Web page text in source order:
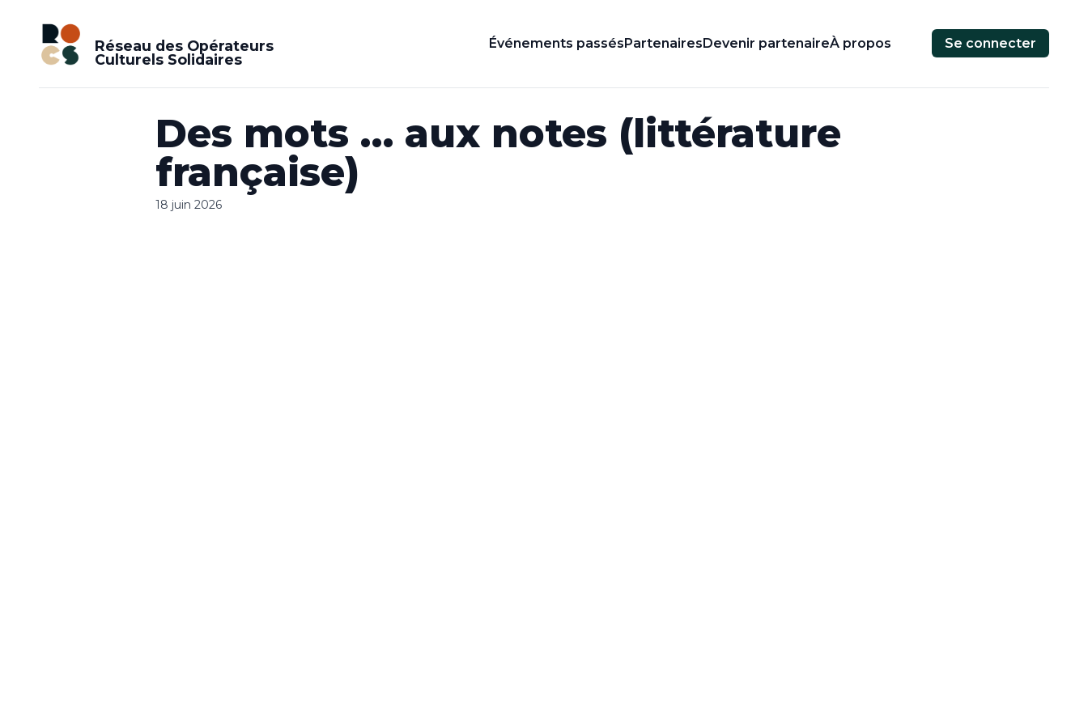
Réseau des Opérateurs
Culturels Solidaires
Événements passésPartenairesDevenir partenaireÀ propos Se connecter
Des mots … aux notes (littérature
française)
18 juin 2026